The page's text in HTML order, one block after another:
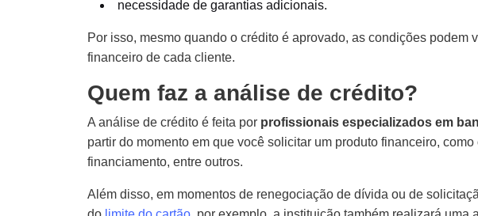
necessidade de garantias adicionais.
Por isso, mesmo quando o crédito é aprovado, as condições podem
financeiro de cada cliente.
Quem faz a análise de crédito?
A análise de crédito é feita por profissionais especializados em
partir do momento em que você solicitar um produto financeiro, como
financiamento, entre outros.
Além disso, em momentos de renegociação de dívida ou de